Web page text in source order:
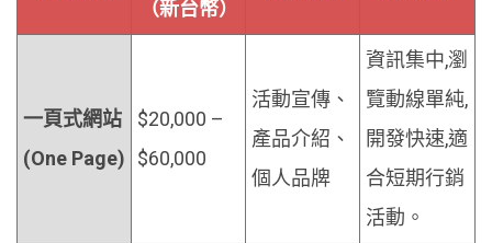
（新台幣）
一頁式網站
(One Page)
$20,000 –
$60,000
活動宣傳、
產品介紹、
個人品牌
資訊集中,瀏
覽動線單純,
開發快速,適
合短期行銷
活動。